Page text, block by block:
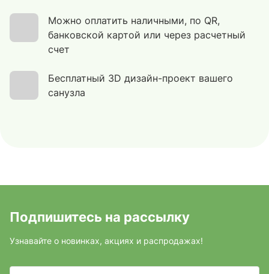
Можно оплатить наличными, по QR,
банковской картой или через расчетный
счет
Бесплатный 3D дизайн-проект вашего
санузла
Подпишитесь на рассылку
Узнавайте о новинках, акциях и распродажах!